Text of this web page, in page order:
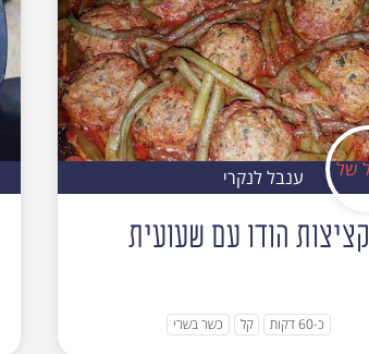
ענבל לנקרי
קציצות הודו עם שעועית
כ-60 דקות קל כשר בשרי